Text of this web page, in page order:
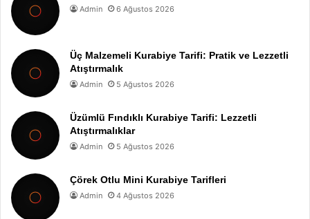
Admin 6 Ağustos 2026
Üç Malzemeli Kurabiye Tarifi: Pratik ve Lezzetli
Atıştırmalık
Admin 5 Ağustos 2026
Üzümlü Fındıklı Kurabiye Tarifi: Lezzetli
Atıştırmalıklar
Admin 5 Ağustos 2026
Çörek Otlu Mini Kurabiye Tarifleri
Admin 4 Ağustos 2026